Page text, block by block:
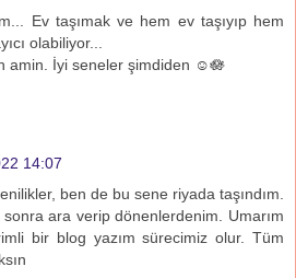
Ev taşımak ve hem ev taşıyıp hem
olabiliyor...
amin. İyi seneler şimdiden ☺️🪷
14:07
ben de bu sene riyada taşındım.
ara verip dönenlerdenim. Umarım
bir blog yazım sürecimiz olur. Tüm